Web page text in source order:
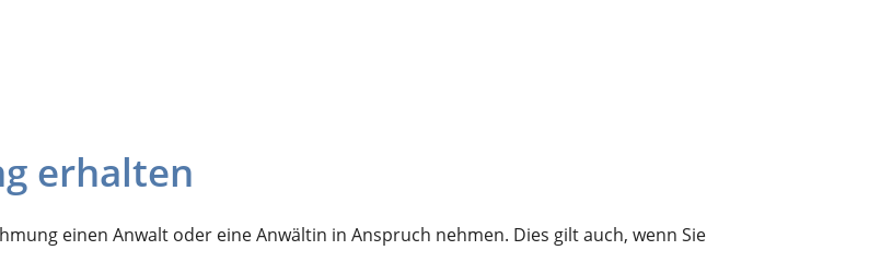
erhalten
einen Anwalt oder eine Anwältin in Anspruch nehmen. Dies gilt auch, wenn Sie